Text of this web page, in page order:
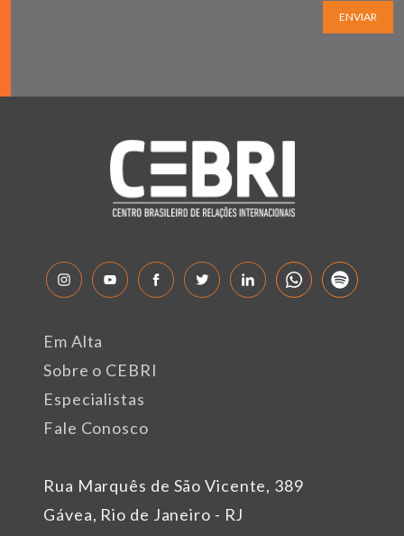
ENVIAR
Rua Marquês de São Vicente, 389
Gávea, Rio de Janeiro - RJ
Em Alta
Sobre o CEBRI
Especialistas
Fale Conosco